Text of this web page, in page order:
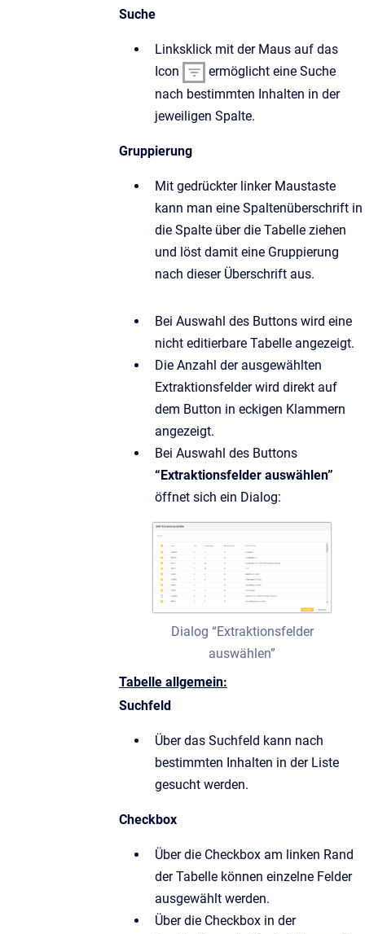
Suche
Linksklick mit der Maus auf das
Icon
ermöglicht eine Suche
nach bestimmten Inhalten in der
jeweiligen Spalte.
Gruppierung
Mit gedrückter linker Maustaste
kann man eine Spaltenüberschrift in
die Spalte über die Tabelle ziehen
und löst damit eine Gruppierung
nach dieser Überschrift aus.
Bei Auswahl des Buttons wird eine
nicht editierbare Tabelle angezeigt.
Die Anzahl der ausgewählten
Extraktionsfelder wird direkt auf
dem Button in eckigen Klammern
angezeigt.
Bei Auswahl des Buttons
“Extraktionsfelder auswählen”
öffnet sich ein Dialog:
Dialog “Extraktionsfelder
auswählen”
Tabelle allgemein:
Suchfeld
Über das Suchfeld kann nach
bestimmten Inhalten in der Liste
gesucht werden.
Checkbox
Über die Checkbox am linken Rand
der Tabelle können einzelne Felder
ausgewählt werden.
Über die Checkbox in der